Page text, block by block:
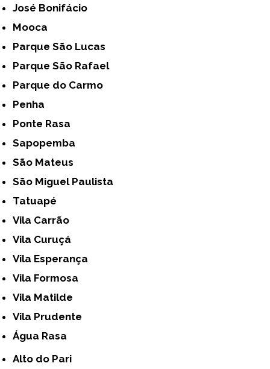
José Bonifácio
Mooca
Parque São Lucas
Parque São Rafael
Parque do Carmo
Penha
Ponte Rasa
Sapopemba
São Mateus
São Miguel Paulista
Tatuapé
Vila Carrão
Vila Curuçá
Vila Esperança
Vila Formosa
Vila Matilde
Vila Prudente
Água Rasa
Alto do Pari